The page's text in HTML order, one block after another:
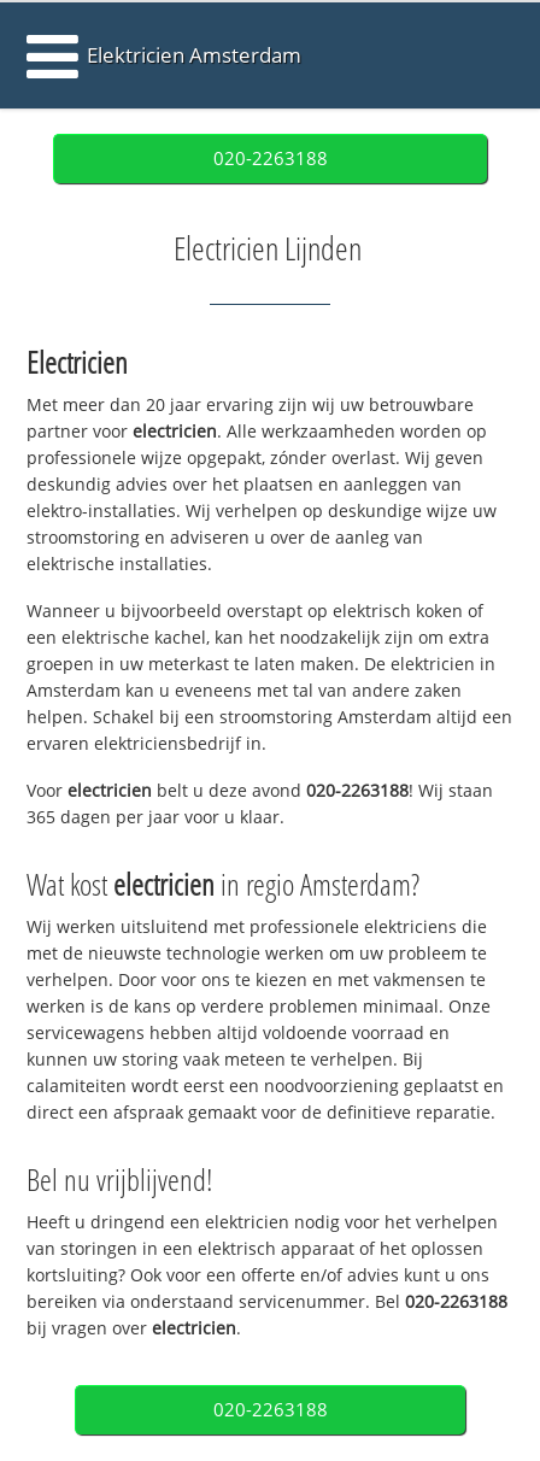
Elektricien Amsterdam
020-2263188
Electricien Lijnden
Electricien
Met meer dan 20 jaar ervaring zijn wij uw betrouwbare
partner voorelectricien. Alle werkzaamheden worden op
professionele wijze opgepakt, zónder overlast. Wij geven
deskundig advies over het plaatsen en aanleggen van
elektro-installaties. Wij verhelpen op deskundige wijze uw
stroomstoring en adviseren u over de aanleg van
elektrische installaties.
Wanneer u bijvoorbeeld overstapt op elektrisch koken of
een elektrische kachel, kan het noodzakelijk zijn om extra
groepen in uw meterkast te laten maken. De elektricien in
Amsterdam kan u eveneens met tal van andere zaken
helpen. Schakel bij een stroomstoring Amsterdam altijd een
ervaren elektriciensbedrijf in.
Voorelectricien belt u deze avond020-2263188! Wij staan
365 dagen per jaar voor u klaar.
Wat kostelectricien in regio Amsterdam?
Wij werken uitsluitend met professionele elektriciens die
met de nieuwste technologie werken om uw probleem te
verhelpen. Door voor ons te kiezen en met vakmensen te
werken is de kans op verdere problemen minimaal. Onze
servicewagens hebben altijd voldoende voorraad en
kunnen uw storing vaak meteen te verhelpen. Bij
calamiteiten wordt eerst een noodvoorziening geplaatst en
direct een afspraak gemaakt voor de definitieve reparatie.
Bel nu vrijblijvend!
Heeft u dringend een elektricien nodig voor het verhelpen
van storingen in een elektrisch apparaat of het oplossen
kortsluiting? Ook voor een offerte en/of advies kunt u ons
bereiken via onderstaand servicenummer. Bel020-2263188
bij vragen overelectricien.
020-2263188